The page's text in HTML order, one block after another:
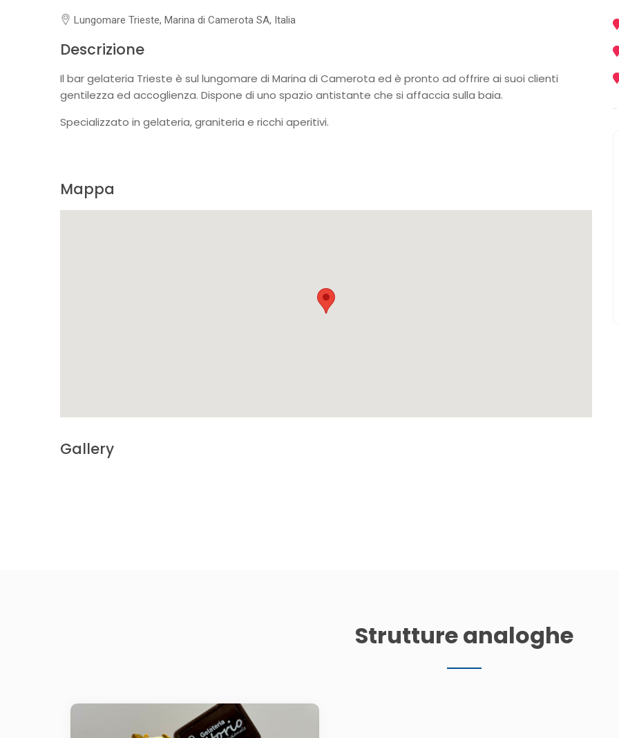
Lungomare Trieste, Marina di Camerota SA, Italia
Descrizione
Il bar gelateria Trieste è sul lungomare di Marina di Camerota ed è pronto ad offrire ai suoi clienti
gentilezza ed accoglienza. Dispone di uno spazio antistante che si affaccia sulla baia.
Specializzato in gelateria, graniteria e ricchi aperitivi.
Mappa
Gallery
Strutture analoghe